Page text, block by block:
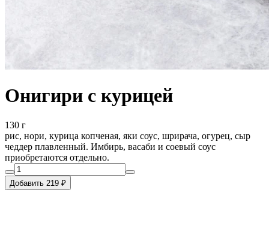
Онигири с курицей
130 г
рис, нори, курица копченая, яки соус, шрирача, огурец, сыр
чеддер плавленный. Имбирь, васаби и соевый соус
приобретаются отдельно.
Добавить 219 ₽